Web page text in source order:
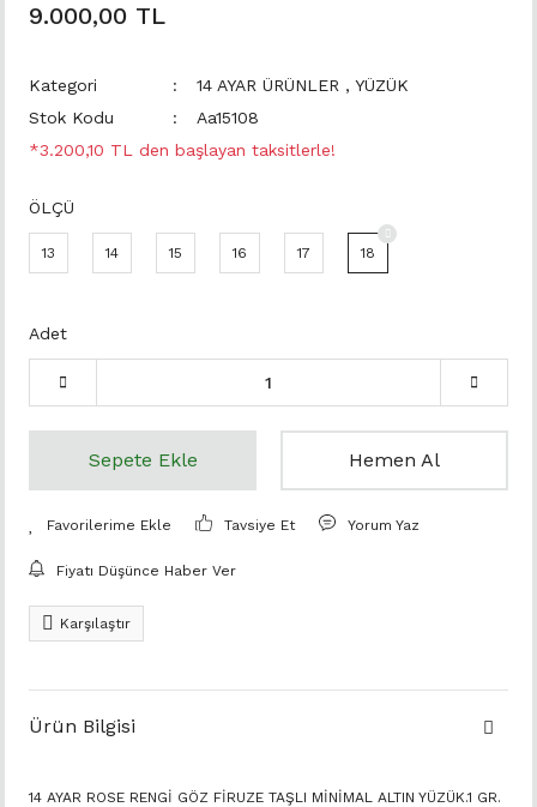
9.000,00 TL
Kategori 14 AYAR ÜRÜNLER , YÜZÜK
Stok Kodu
Aa15108
*3.200,10 TL den başlayan taksitlerle!
ÖLÇÜ
13 14 15 16 17 18
Adet
Sepete Ekle Hemen Al
Tavsiye Et Yorum Yaz
Fiyatı Düşünce Haber Ver
Karşılaştır
Ürün Bilgisi
14 AYAR ROSE RENGİ GÖZ FİRUZE TAŞLI MİNİMAL ALTIN YÜZÜK.1 GR.